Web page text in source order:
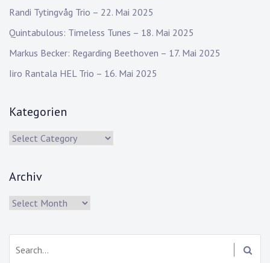
Randi Tytingvåg Trio – 22. Mai 2025
Quintabulous: Timeless Tunes – 18. Mai 2025
Markus Becker: Regarding Beethoven – 17. Mai 2025
Iiro Rantala HEL Trio – 16. Mai 2025
Kategorien
Kategorien
Archiv
Archiv